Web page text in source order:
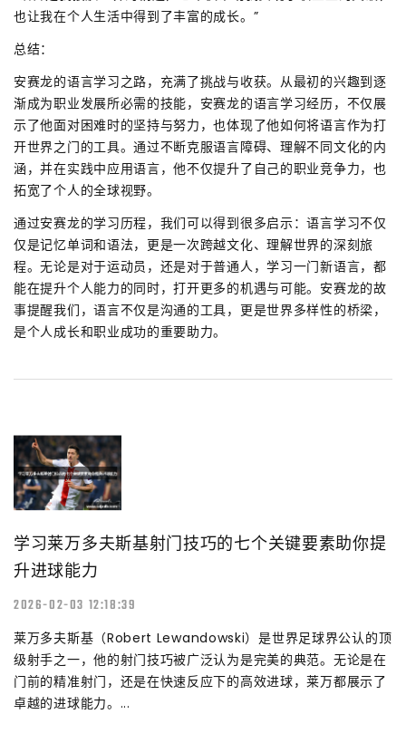
也让我在个人生活中得到了丰富的成长。”
总结：
安赛龙的语言学习之路，充满了挑战与收获。从最初的兴趣到逐
渐成为职业发展所必需的技能，安赛龙的语言学习经历，不仅展
示了他面对困难时的坚持与努力，也体现了他如何将语言作为打
开世界之门的工具。通过不断克服语言障碍、理解不同文化的内
涵，并在实践中应用语言，他不仅提升了自己的职业竞争力，也
拓宽了个人的全球视野。
通过安赛龙的学习历程，我们可以得到很多启示：语言学习不仅
仅是记忆单词和语法，更是一次跨越文化、理解世界的深刻旅
程。无论是对于运动员，还是对于普通人，学习一门新语言，都
能在提升个人能力的同时，打开更多的机遇与可能。安赛龙的故
事提醒我们，语言不仅是沟通的工具，更是世界多样性的桥梁，
是个人成长和职业成功的重要助力。
学习莱万多夫斯基射门技巧的七个关键要素助你提
升进球能力
2026-02-03 12:18:39
莱万多夫斯基（Robert Lewandowski）是世界足球界公认的顶
级射手之一，他的射门技巧被广泛认为是完美的典范。无论是在
门前的精准射门，还是在快速反应下的高效进球，莱万都展示了
卓越的进球能力。...